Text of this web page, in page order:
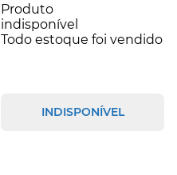
Produto
indisponível
Todo estoque foi vendido
INDISPONÍVEL